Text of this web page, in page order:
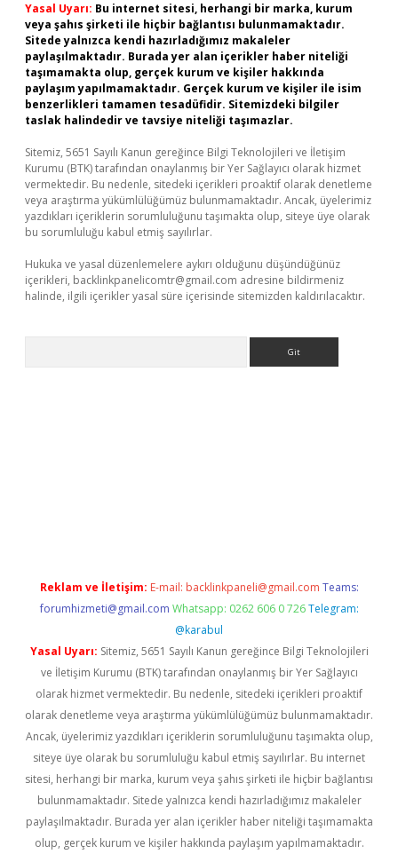
Yasal Uyarı: Bu internet sitesi, herhangi bir marka, kurum
veya şahıs şirketi ile hiçbir bağlantısı bulunmamaktadır.
Sitede yalnızca kendi hazırladığımız makaleler
paylaşılmaktadır. Burada yer alan içerikler haber niteliği
taşımamakta olup, gerçek kurum ve kişiler hakkında
paylaşım yapılmamaktadır. Gerçek kurum ve kişiler ile isim
benzerlikleri tamamen tesadüfidir. Sitemizdeki bilgiler
taslak halindedir ve tavsiye niteliği taşımazlar.
Sitemiz, 5651 Sayılı Kanun gereğince Bilgi Teknolojileri ve İletişim
Kurumu (BTK) tarafından onaylanmış bir Yer Sağlayıcı olarak hizmet
vermektedir. Bu nedenle, sitedeki içerikleri proaktif olarak denetleme
veya araştırma yükümlülüğümüz bulunmamaktadır. Ancak, üyelerimiz
yazdıkları içeriklerin sorumluluğunu taşımakta olup, siteye üye olarak
bu sorumluluğu kabul etmiş sayılırlar.
Hukuka ve yasal düzenlemelere aykırı olduğunu düşündüğünüz
içerikleri, backlinkpanelicomtr@gmail.com adresine bildirmeniz
halinde, ilgili içerikler yasal süre içerisinde sitemizden kaldırılacaktır.
Reklam ve İletişim: E-mail: backlinkpaneli@gmail.com Teams:
forumhizmeti@gmail.com Whatsapp: 0262 606 0 726 Telegram:
@karabul
Yasal Uyarı: Sitemiz, 5651 Sayılı Kanun gereğince Bilgi Teknolojileri
ve İletişim Kurumu (BTK) tarafından onaylanmış bir Yer Sağlayıcı
olarak hizmet vermektedir. Bu nedenle, sitedeki içerikleri proaktif
olarak denetleme veya araştırma yükümlülüğümüz bulunmamaktadır.
Ancak, üyelerimiz yazdıkları içeriklerin sorumluluğunu taşımakta olup,
siteye üye olarak bu sorumluluğu kabul etmiş sayılırlar. Bu internet
sitesi, herhangi bir marka, kurum veya şahıs şirketi ile hiçbir bağlantısı
bulunmamaktadır. Sitede yalnızca kendi hazırladığımız makaleler
paylaşılmaktadır. Burada yer alan içerikler haber niteliği taşımamakta
olup, gerçek kurum ve kişiler hakkında paylaşım yapılmamaktadır.